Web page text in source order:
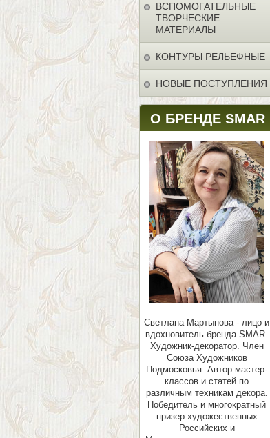
ВСПОМОГАТЕЛЬНЫЕ
ТВОРЧЕСКИЕ
МАТЕРИАЛЫ
КОНТУРЫ РЕЛЬЕФНЫЕ
НОВЫЕ ПОСТУПЛЕНИЯ
О БРЕНДЕ SMAR
Светлана Мартынова - лицо и
вдохновитель бренда SMAR.
Художник-декоратор. Член
Союза Художников
Подмосковья. Автор мастер-
классов и статей по
различным техникам декора.
Победитель и многократный
призер художественных
Российских и